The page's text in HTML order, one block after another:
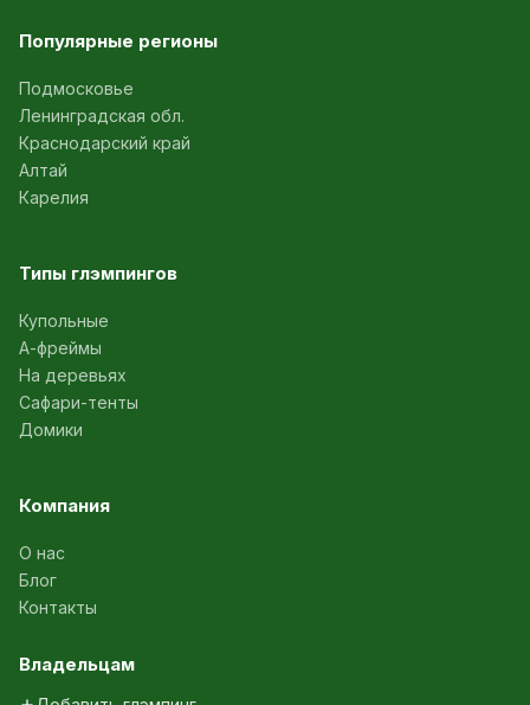
Популярные регионы
Подмосковье
Ленинградская обл.
Краснодарский край
Алтай
Карелия
Типы глэмпингов
Купольные
А-фреймы
На деревьях
Сафари-тенты
Домики
Компания
О нас
Блог
Контакты
Владельцам